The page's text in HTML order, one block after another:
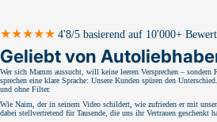
★★★★★ 4'8/5 basierend auf 10'000+
Geliebt von
Wer sich Mamm aussucht, will keine leeren Versprechen – sondern
sprechen eine klare Sprache: Unsere Kunden spüren den
und ohne Filter.
Wie Naim, der in seinem Video schildert, wie zufrieden er mit
dabei stellvertretend für Tausende, die uns ihr Vertrauen geschenkt